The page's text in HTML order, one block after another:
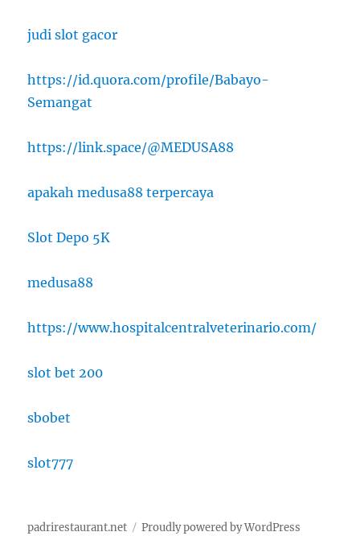
judi slot gacor
https://id.quora.com/profile/Babayo-
Semangat
https://link.space/@MEDUSA88
apakah medusa88 terpercaya
Slot Depo 5K
medusa88
https://www.hospitalcentralveterinario.com/
slot bet 200
sbobet
slot777
padrirestaurant.net Proudly powered by WordPress